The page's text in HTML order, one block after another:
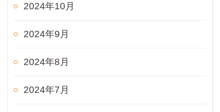
2024年10月
2024年9月
2024年8月
2024年7月